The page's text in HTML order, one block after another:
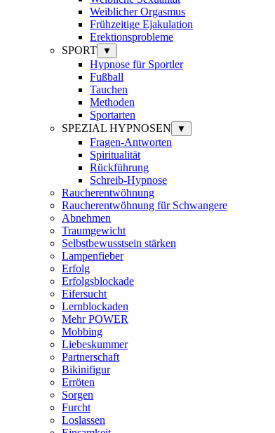
Weiblicher Orgasmus
Frühzeitige Ejakulation
Erektionsprobleme
SPORT
▼
Hypnose für Sportler
Fußball
Tauchen
Methoden
Sportarten
SPEZIAL HYPNOSEN
▼
Fragen-Antworten
Spiritualität
Rückführung
Schreib-Hypnose
Raucherentwöhnung
Raucherentwöhnung für Schwangere
Abnehmen
Traumgewicht
Selbstbewusstsein stärken
Lampenfieber
Erfolg
Erfolgsblockade
Eifersucht
Lernblockaden
Mehr POWER
Mobbing
Liebeskummer
Partnerschaft
Bikinifigur
Erröten
Sorgen
Furcht
Loslassen